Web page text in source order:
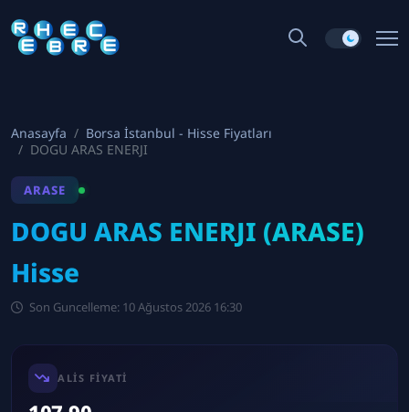
Anasayfa
Borsa İstanbul - Hisse Fiyatları
DOGU ARAS ENERJI
ARASE
DOGU ARAS ENERJI (ARASE)
Hisse
Son Guncelleme: 10 Ağustos 2026 16:30
ALIS FIYATI